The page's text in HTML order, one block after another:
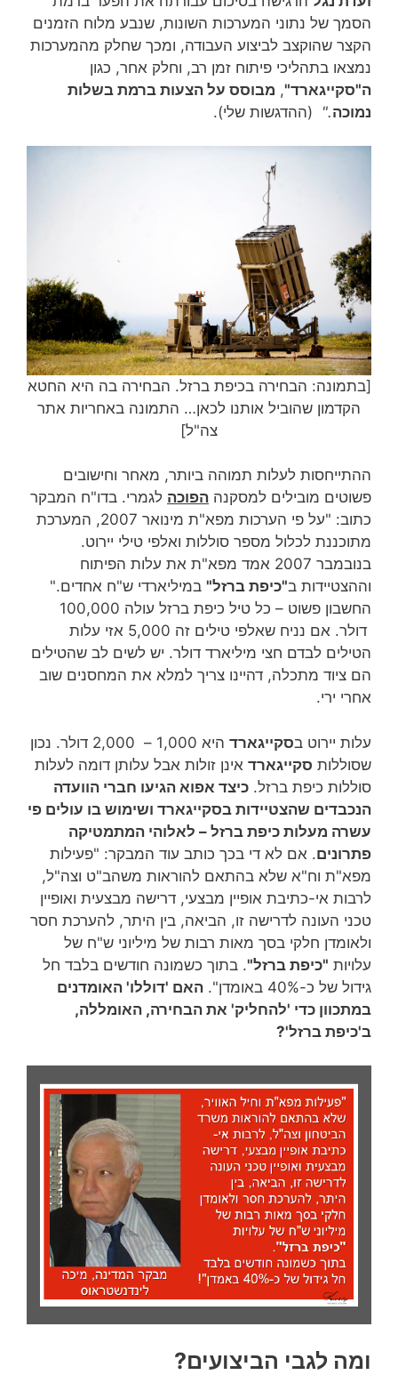
הסמך של נתוני המערכות השונות, שנבע מלוח הזמנים
הקצר שהוקצב לביצוע העבודה, ומכך שחלק מהמערכות
נמצאו בתהליכי פיתוח זמן רב, וחלק אחר, כגון
ה"סקייגארד", מבוסס על הצעות ברמת בשלות
נמוכה." (ההדגשות שלי).
[בתמונה: הבחירה בכיפת ברזל. הבחירה בה היא החטא
הקדמון שהוביל אותנו לכאן… התמונה באחריות אתר
צה"ל]
ההתייחסות לעלות תמוהה ביותר, מאחר וחישובים
פשוטים מובילים למסקנה הפוכה לגמרי. בדו"ח המבקר
כתוב: "על פי הערכות מפא"ת מינואר 2007, המערכת
מתוכננת לכלול מספר סוללות ואלפי טילי יירוט.
בנובמבר 2007 אמד מפא"ת את עלות הפיתוח
וההצטיידות ב"כיפת ברזל" במיליארדי ש"ח אחדים."
החשבון פשוט – כל טיל כיפת ברזל עולה 100,000
דולר. אם נניח שאלפי טילים זה 5,000 אזי עלות
הטילים לבדם חצי מיליארד דולר. יש לשים לב שהטילים
הם ציוד מתכלה, דהיינו צריך למלא את המחסנים שוב
אחרי ירי.
עלות יירוט בסקייגארד
היא 1,000 – 2,000 דולר. נכון
שסוללות סקייגארד אינן זולות אבל עלותן דומה לעלות
סוללות כיפת ברזל. כיצד אפוא הגיעו חברי הוועדה
הנכבדים שהצטיידות בסקייגארד ושימוש בו עולים פי
עשרה מעלות כיפת ברזל – לאלוהי המתמטיקה
פתרונים. אם לא די בכך כותב עוד המבקר: "פעילות
מפא"ת וח"א שלא בהתאם להוראות משהב"ט וצה"ל,
לרבות אי-כתיבת אופיין מבצעי, דרישה מבצעית ואופיין
טכני העונה לדרישה זו, הביאה, בין היתר, להערכת חסר
ולאומדן חלקי בסך מאות רבות של מיליוני ש"ח של
עלויות "כיפת ברזל". בתוך כשמונה חודשים בלבד חל
גידול של כ-40% באומדן".
האם 'דוללו' האומדנים
במתכוון כדי 'להחליק' את הבחירה, האומללה,
ב'כיפת ברזל'?
ומה לגבי הביצועים?